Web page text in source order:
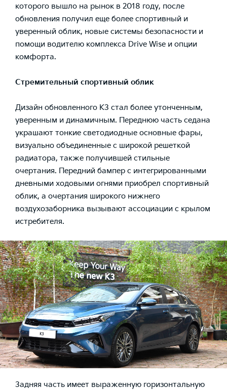
которого вышло на рынок в 2018 году, после
обновления получил еще более спортивный и
уверенный облик, новые системы безопасности и
помощи водителю комплекса Drive Wise и опции
комфорта.
Стремительный спортивный облик
Дизайн обновленного K3 стал более утонченным,
уверенным и динамичным. Переднюю часть седана
украшают тонкие светодиодные основные фары,
визуально объединенные с широкой решеткой
радиатора, также получившей стильные
очертания. Передний бампер с интегрированными
дневными ходовыми огнями приобрел спортивный
облик, а очертания широкого нижнего
воздухозаборника вызывают ассоциации с крылом
истребителя.
Задняя часть имеет выраженную горизонтальную